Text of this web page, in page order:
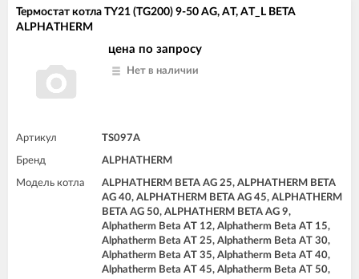
Термостат котла TY21 (TG200) 9-50 AG, AT, AT_L BETA
ALPHATHERM
цена по запросу
Нет в наличии
Артикул TS097A
Бренд ALPHATHERM
Модель котла
ALPHATHERM BETA AG 25, ALPHATHERM BETA
AG 40, ALPHATHERM BETA AG 45, ALPHATHERM
BETA AG 50, ALPHATHERM BETA AG 9,
Alphatherm Beta AT 12, Alphatherm Beta AT 15,
Alphatherm Beta AT 25, Alphatherm Beta AT 30,
Alphatherm Beta AT 35, Alphatherm Beta AT 40,
Alphatherm Beta AT 45, Alphatherm Beta AT 50,